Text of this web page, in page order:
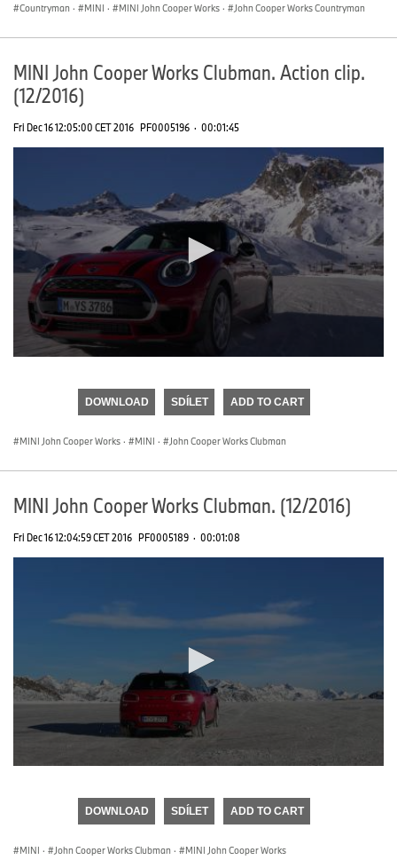
Countryman · MINI · MINI John Cooper Works · John Cooper Works Countryman
MINI John Cooper Works Clubman. Action clip.
(12/2016)
Fri Dec 16 12:05:00 CET 2016 PF0005196 · 00:01:45
DOWNLOAD SDÍLET ADD TO CART
MINI John Cooper Works · MINI · John Cooper Works Clubman
MINI John Cooper Works Clubman. (12/2016)
Fri Dec 16 12:04:59 CET 2016 PF0005189 · 00:01:08
DOWNLOAD SDÍLET ADD TO CART
MINI · John Cooper Works Clubman · MINI John Cooper Works